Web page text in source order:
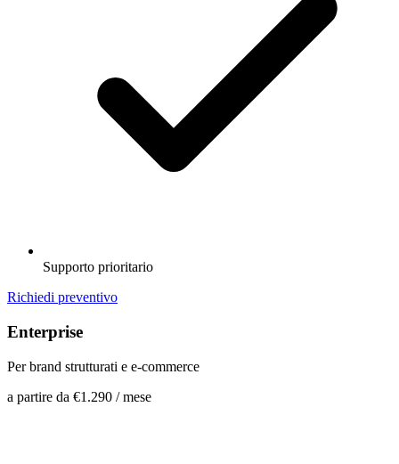
Supporto prioritario
Richiedi preventivo
Enterprise
Per brand strutturati e e-commerce
a partire da €1.290 / mese